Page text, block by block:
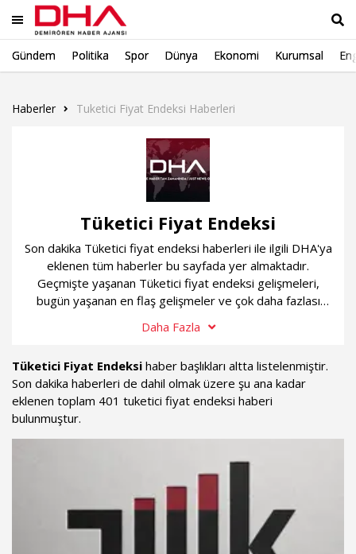
Gündem Politika Spor Dünya Ekonomi Kurumsal
Haberler Tuketici Fiyat Endeksi Haberleri
Tüketici Fiyat Endeksi
Son dakika Tüketici fiyat endeksi haberleri ile ilgili DHA'ya
eklenen tüm haberler bu sayfada yer almaktadır.
Geçmişte yaşanan Tüketici fiyat endeksi gelişmeleri,
bugün yaşanan en flaş gelişmeler ve çok daha fazlası
sayfamızda...
Daha Fazla
Tüketici Fiyat Endeksi haber başlıkları altta listelenmiştir.
Son dakika haberleri de dahil olmak üzere şu ana kadar
eklenen toplam 401 tuketici fiyat endeksi haberi
bulunmuştur.